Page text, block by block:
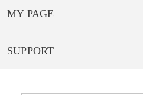
MY PAGE
SUPPORT